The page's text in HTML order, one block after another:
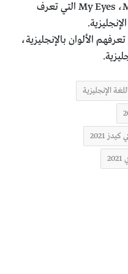
وأغنية أجزاء الجسم My Eyes ،My Noes التي تعرف
الألوان بالإنجليزية،
الإنجليزية
2021